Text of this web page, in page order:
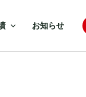
お知らせ